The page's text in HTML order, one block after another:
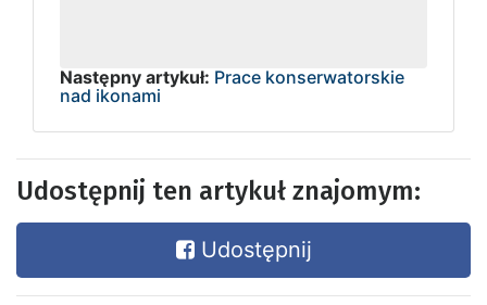
Następny artykuł: Prace konserwatorskie
nad ikonami
Udostępnij ten artykuł znajomym:
Udostępnij